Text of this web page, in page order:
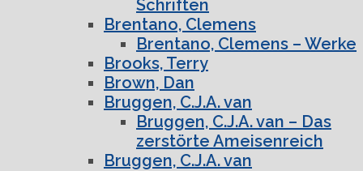
Schriften
Brentano, Clemens
Brentano, Clemens – Werke
Brooks, Terry
Brown, Dan
Bruggen, C.J.A. van
Bruggen, C.J.A. van – Das
zerstörte Ameisenreich
Bruggen, C.J.A. van